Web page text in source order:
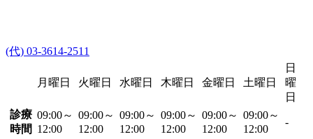
(代) 03-3614-2511
月曜日 火曜日 水曜日 木曜日 金曜日 土曜日
日
曜
日
診療
時間
09:00～
12:00
09:00～
12:00
09:00～
12:00
09:00～
12:00
09:00～
12:00
09:00～
12:00
-